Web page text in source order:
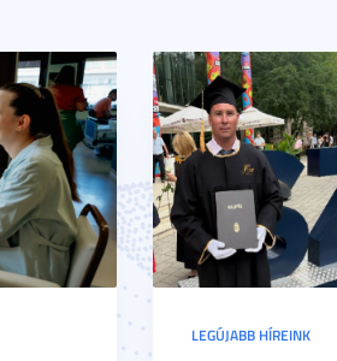
LEGÚJABB HÍREINK